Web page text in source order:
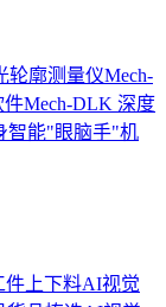
轮廓测量仪Mech-
件Mech-DLK 深度
智能"眼脑手"机
件上下料AI视觉